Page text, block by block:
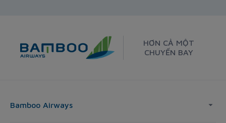
HƠN CẢ MỘT
CHUYẾN BAY
Bamboo Airways